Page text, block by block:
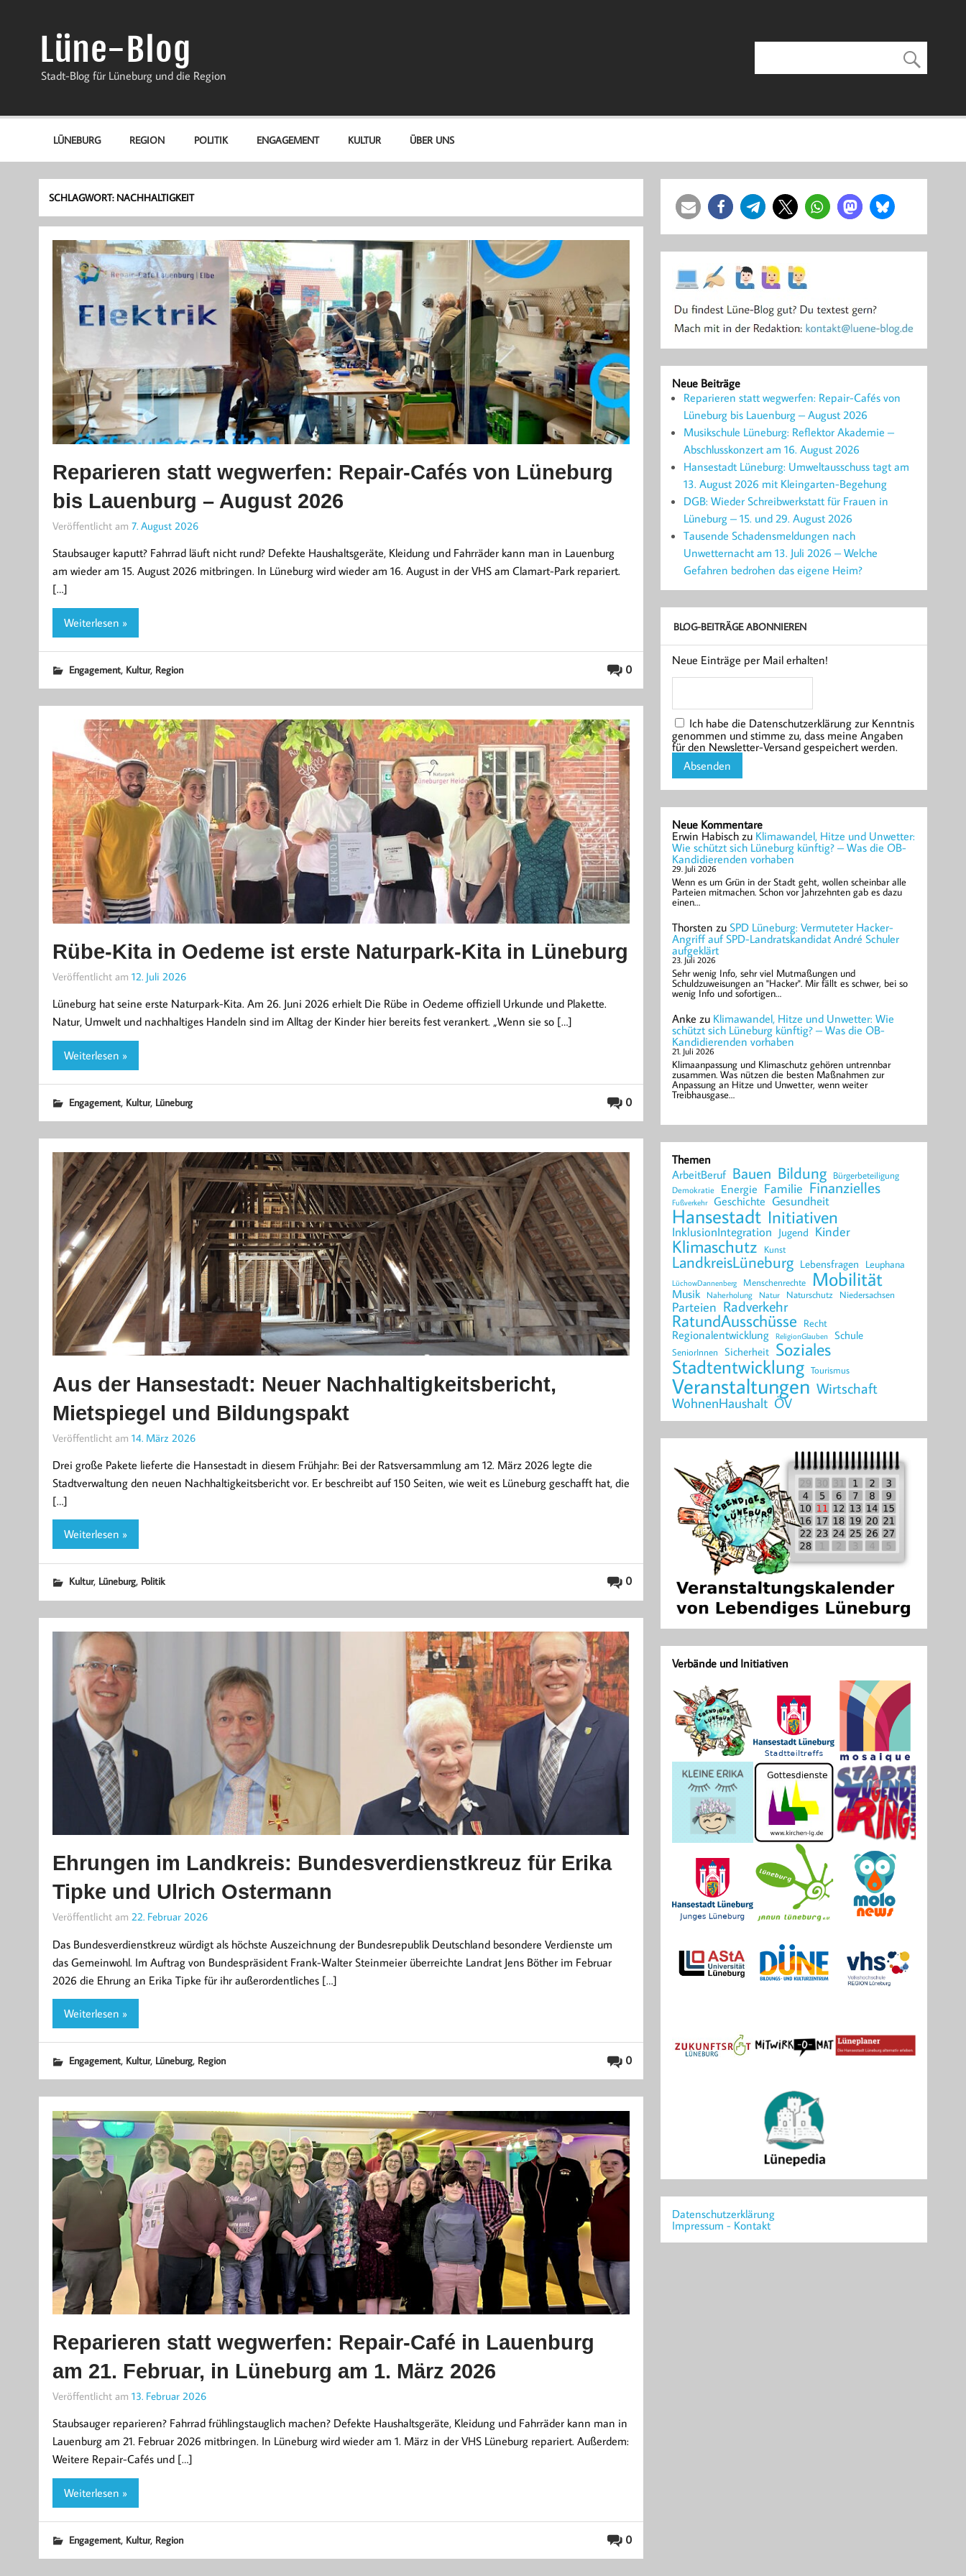
Lüne-Blog
Stadt-Blog für Lüneburg und die Region
LÜNEBURG REGION POLITIK ENGAGEMENT KULTUR ÜBER UNS
SCHLAGWORT: NACHHALTIGKEIT
Reparieren statt wegwerfen: Repair-Cafés von Lüneburg
bis Lauenburg – August 2026
Veröffentlicht am 7. August 2026
Staubsauger kaputt? Fahrrad läuft nicht rund? Defekte Haushaltsgeräte, Kleidung und Fahrräder kann man in Lauenburg
am wieder am 15. August 2026 mitbringen. In Lüneburg wird wieder am 16. August in der VHS am Clamart-Park repariert.
[…]
Weiterlesen »
0
Engagement, Kultur, Region
Rübe-Kita in Oedeme ist erste Naturpark-Kita in Lüneburg
Veröffentlicht am 12. Juli 2026
Lüneburg hat seine erste Naturpark-Kita. Am 26. Juni 2026 erhielt Die Rübe in Oedeme offiziell Urkunde und Plakette.
Natur, Umwelt und nachhaltiges Handeln sind im Alltag der Kinder hier bereits fest verankert. „Wenn sie so […]
Weiterlesen »
0
Engagement, Kultur, Lüneburg
Aus der Hansestadt: Neuer Nachhaltigkeitsbericht,
Mietspiegel und Bildungspakt
Veröffentlicht am 14. März 2026
Drei große Pakete lieferte die Hansestadt in diesem Frühjahr: Bei der Ratsversammlung am 12. März 2026 legte die
Stadtverwaltung den neuen Nachhaltigkeitsbericht vor. Er beschreibt auf 150 Seiten, wie weit es Lüneburg geschafft hat, die
[…]
Weiterlesen »
0
Kultur, Lüneburg, Politik
Ehrungen im Landkreis: Bundesverdienstkreuz für Erika
Tipke und Ulrich Ostermann
Veröffentlicht am 22. Februar 2026
Das Bundesverdienstkreuz würdigt als höchste Auszeichnung der Bundesrepublik Deutschland besondere Verdienste um
das Gemeinwohl. Im Auftrag von Bundespräsident Frank-Walter Steinmeier überreichte Landrat Jens Böther im Februar
2026 die Ehrung an Erika Tipke für ihr außerordentliches […]
Weiterlesen »
0
Engagement, Kultur, Lüneburg, Region
Reparieren statt wegwerfen: Repair-Café in Lauenburg
am 21. Februar, in Lüneburg am 1. März 2026
Veröffentlicht am 13. Februar 2026
Staubsauger reparieren? Fahrrad frühlingstauglich machen? Defekte Haushaltsgeräte, Kleidung und Fahrräder kann man in
Lauenburg am 21. Februar 2026 mitbringen. In Lüneburg wird wieder am 1. März in der VHS Lüneburg repariert. Außerdem:
Weitere Repair-Cafés und […]
Weiterlesen »
0
Engagement, Kultur, Region
Neue Beiträge
Reparieren statt wegwerfen: Repair-Cafés von
Lüneburg bis Lauenburg – August 2026
Musikschule Lüneburg: Reflektor Akademie –
Abschlusskonzert am 16. August 2026
Hansestadt Lüneburg: Umweltausschuss tagt am
13. August 2026 mit Kleingarten-Begehung
DGB: Wieder Schreibwerkstatt für Frauen in
Lüneburg – 15. und 29. August 2026
Tausende Schadensmeldungen nach
Unwetternacht am 13. Juli 2026 – Welche
Gefahren bedrohen das eigene Heim?
BLOG-BEITRÄGE ABONNIEREN
Neue Einträge per Mail erhalten!
Ich habe die Datenschutzerklärung zur Kenntnis
genommen und stimme zu, dass meine Angaben
für den Newsletter-Versand gespeichert werden.
Neue Kommentare
Erwin Habisch zu Klimawandel, Hitze und Unwetter:
Wie schützt sich Lüneburg künftig? – Was die OB-
Kandidierenden vorhaben
29. Juli 2026
Wenn es um Grün in der Stadt geht, wollen scheinbar alle
Parteien mitmachen. Schon vor Jahrzehnten gab es dazu
einen…
Thorsten zuSPD Lüneburg: Vermuteter Hacker-
Angriff auf SPD-Landratskandidat André Schuler
aufgeklärt
23. Juli 2026
Sehr wenig Info, sehr viel Mutmaßungen und
Schuldzuweisungen an "Hacker". Mir fällt es schwer, bei so
wenig Info und sofortigen…
Anke zu Klimawandel, Hitze und Unwetter: Wie
schützt sich Lüneburg künftig? – Was die OB-
Kandidierenden vorhaben
21. Juli 2026
Klimaanpassung und Klimaschutz gehören untrennbar
zusammen. Was nützen die besten Maßnahmen zur
Anpassung an Hitze und Unwetter, wenn weiter
Treibhausgase…
Themen
ArbeitBeruf Bauen Bildung Bürgerbeteiligung
Demokratie Energie Familie Finanzielles
Fußverkehr Geschichte Gesundheit
Hansestadt Initiativen
InklusionIntegration Jugend Kinder
Klimaschutz Kunst
LandkreisLüneburg Lebensfragen Leuphana
LüchowDannenberg Menschenrechte Mobilität
Musik Naherholung Natur Naturschutz Niedersachsen
Parteien Radverkehr
RatundAusschüsse Recht
Regionalentwicklung ReligionGlauben Schule
SeniorInnen Sicherheit Soziales
Stadtentwicklung Tourismus
Veranstaltungen Wirtschaft
WohnenHaushalt ÖV
Verbände und Initiativen
Datenschutzerklärung
Impressum - Kontakt